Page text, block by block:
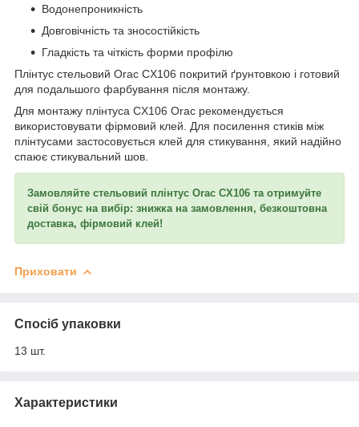
Водонепроникність
Довговічність та зносостійкість
Гладкість та чіткість форми профілю
Плінтус стельовий Orac CX106 покритий ґрунтовкою і готовий
для подальшого фарбування після монтажу.
Для монтажу плінтуса CX106 Orac рекомендується
використовувати фірмовий клей. Для посилення стиків між
плінтусами застосовується клей для стикування, який надійно
спаює стикувальний шов.
Замовляйте стельовий плінтус Orac CX106 та отримуйте
свій бонус на вибір: знижка на замовлення, безкоштовна
доставка, фірмовий клей!
Приховати
Спосіб упаковки
13 шт.
Характеристики